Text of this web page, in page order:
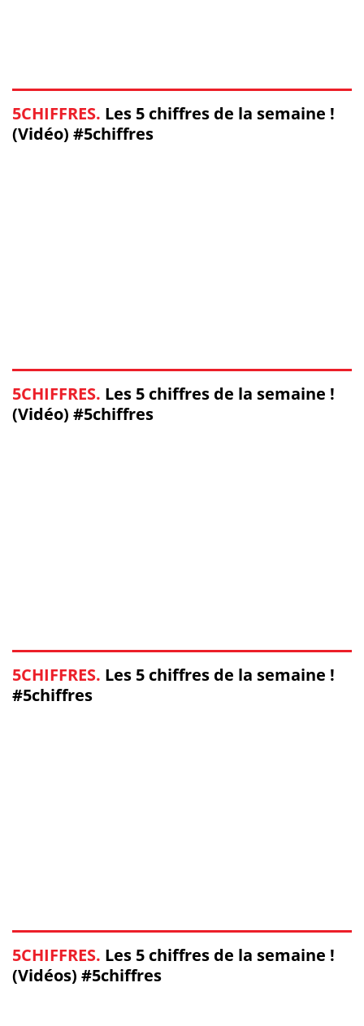
5CHIFFRES. Les 5 chiffres de la semaine !
(Vidéo) #5chiffres
5CHIFFRES. Les 5 chiffres de la semaine !
(Vidéo) #5chiffres
5CHIFFRES. Les 5 chiffres de la semaine !
#5chiffres
5CHIFFRES. Les 5 chiffres de la semaine !
(Vidéos) #5chiffres